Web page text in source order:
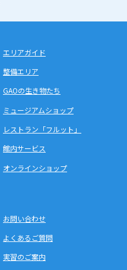
エリアガイド
整備エリア
GAOの生き物たち
ミュージアムショップ
レストラン「フルット」
館内サービス
オンラインショップ
お問い合わせ
よくあるご質問
実習のご案内